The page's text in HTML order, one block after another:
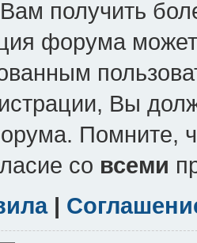
получить
форума может
Вы
Помните,
со всеми
|